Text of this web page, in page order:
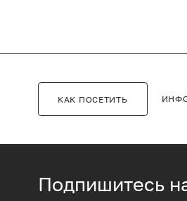
КАК ПОСЕТИТЬ
Подпишитесь